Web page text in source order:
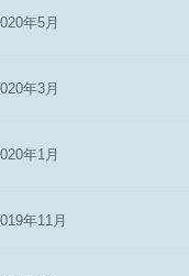
年5月
年3月
年1月
年11月